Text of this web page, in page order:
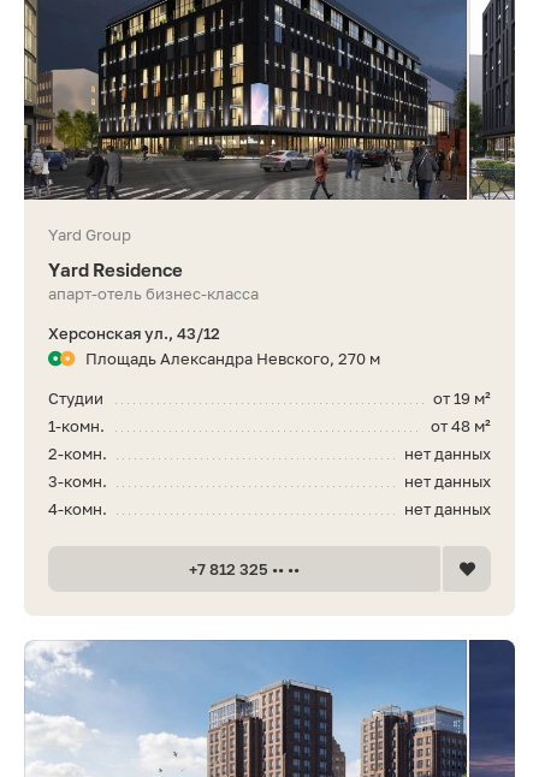
Yard Group
Yard Residence
апарт-отель бизнес-класса
Херсонская ул., 43/12
Площадь Александра Невского, 270 м
от 19 м²
Студии
от 48 м²
1-комн.
нет данных
2-комн.
нет данных
3-комн.
нет данных
4-комн.
+7 812 325 •• ••